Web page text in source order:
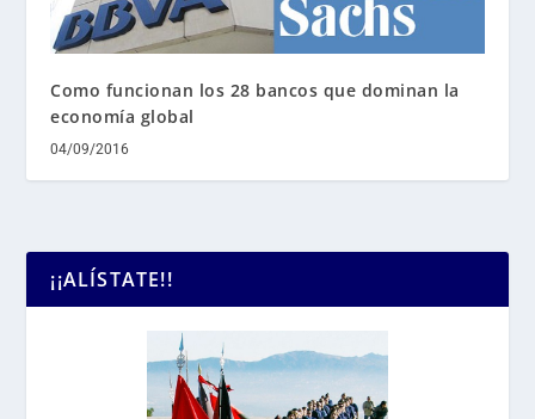
Como funcionan los 28 bancos que dominan la
economía global
04/09/2016
¡¡ALÍSTATE!!